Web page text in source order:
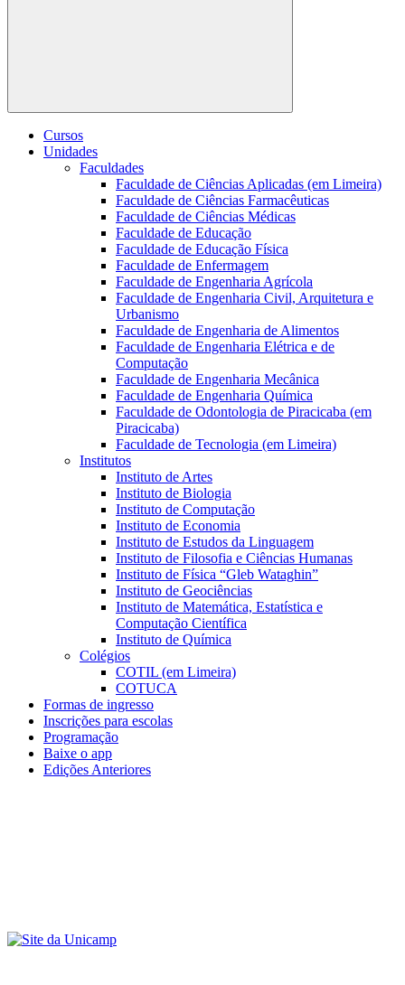
Buscar
Cursos
Unidades
Faculdades
Faculdade de Ciências Aplicadas (em Limeira)
Faculdade de Ciências Farmacêuticas
Faculdade de Ciências Médicas
Faculdade de Educação
Faculdade de Educação Física
Faculdade de Enfermagem
Faculdade de Engenharia Agrícola
Faculdade de Engenharia Civil, Arquitetura e
Urbanismo
Faculdade de Engenharia de Alimentos
Faculdade de Engenharia Elétrica e de
Computação
Faculdade de Engenharia Mecânica
Faculdade de Engenharia Química
Faculdade de Odontologia de Piracicaba (em
Piracicaba)
Faculdade de Tecnologia (em Limeira)
Institutos
Instituto de Artes
Instituto de Biologia
Instituto de Computação
Instituto de Economia
Instituto de Estudos da Linguagem
Instituto de Filosofia e Ciências Humanas
Instituto de Física “Gleb Wataghin”
Instituto de Geociências
Instituto de Matemática, Estatística e
Computação Científica
Instituto de Química
Colégios
COTIL (em Limeira)
COTUCA
Formas de ingresso
Inscrições para escolas
Programação
Baixe o app
Edições Anteriores